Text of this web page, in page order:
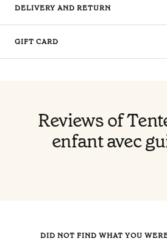
DELIVERY AND RETURN
GIFT CARD
Reviews of
enfant avec
DID NOT FIND WHAT YOU